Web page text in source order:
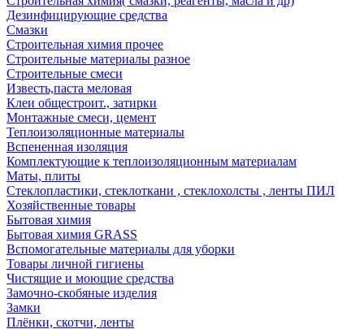
Дезинфицирующие средства
Смазки
Строительная химия прочее
Строительные материалы разное
Строительные смеси
Известь,паста меловая
Клеи общестроит., затирки
Монтажные смеси, цемент
Теплоизоляционные материалы
Вспененная изоляция
Комплектующие к теплоизоляционным материалам
Маты, плиты
Стеклопластики, стеклоткани , стеклохолсты , ленты ПИЛ
Хозяйственные товары
Бытовая химия
Бытовая химия GRASS
Вспомогательные материалы для уборки
Товары личной гигиены
Чистящие и моющие средства
Замочно-скобяные изделия
Замки
Плёнки, скотчи, ленты